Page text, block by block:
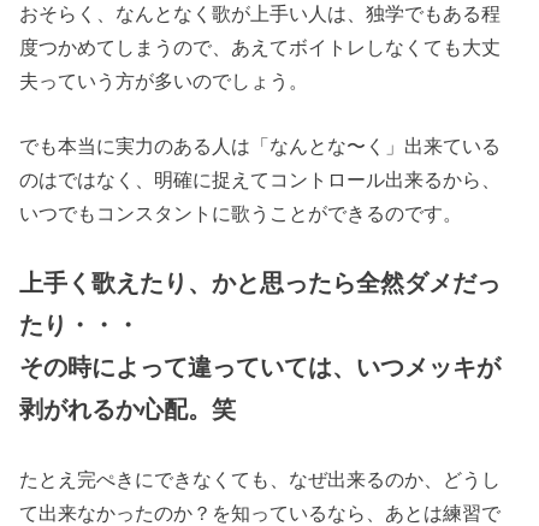
おそらく、なんとなく歌が上手い人は、独学でもある程
度つかめてしまうので、あえてボイトレしなくても大丈
夫っていう方が多いのでしょう。
でも本当に実力のある人は「なんとな〜く」出来ている
のはではなく、明確に捉えてコントロール出来るから、
いつでもコンスタントに歌うことができるのです。
上手く歌えたり、かと思ったら全然ダメだっ
たり・・・
その時によって違っていては、いつメッキが
剥がれるか心配。笑
たとえ完ぺきにできなくても、なぜ出来るのか、どうし
て出来なかったのか？を知っているなら、あとは練習で